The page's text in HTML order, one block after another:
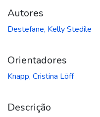
Autores
Destefane, Kelly Stedile
Orientadores
Knapp, Cristina Löff
Descrição